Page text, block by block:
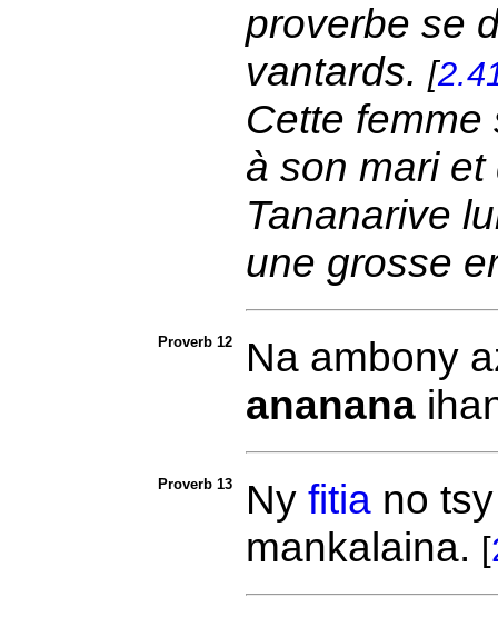
proverbe se
vantards. [
Cette
à son mari
Tananarive
une grosse
Proverb 12
Na ambony
ananana
Proverb 13 Ny fitiano
mankalaina. [